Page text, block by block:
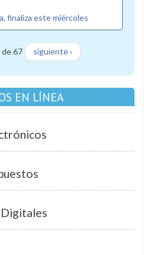
finaliza este miércoles
de 67 siguiente ›
EN LÍNEA